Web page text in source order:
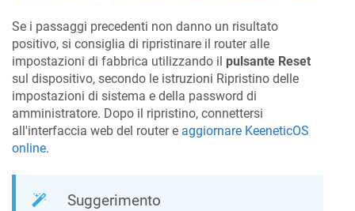
Se i passaggi precedenti non danno un risultato
positivo, si consiglia di ripristinare il router alle
impostazioni di fabbrica utilizzando il pulsante Reset
sul dispositivo, secondo le istruzioni Ripristino delle
impostazioni di sistema e della password di
amministratore. Dopo il ripristino, connettersi
all'interfaccia web del router e aggiornare KeeneticOS
online.
Suggerimento